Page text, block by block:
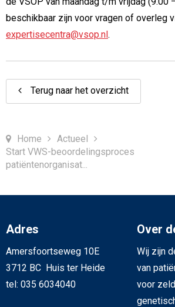
beschikbaar zijn voor vragen of overleg
expertisecentra@vsop.nl.
Terug naar het overzicht
Home
Actueel
Start VWS-beoordelingsproces
patiëntenorganisat...
Adres
Amersfoortseweg 10E
3712 BC Huis ter Heide
tel: 035 6034040
Over
Wij zijn
van
voor